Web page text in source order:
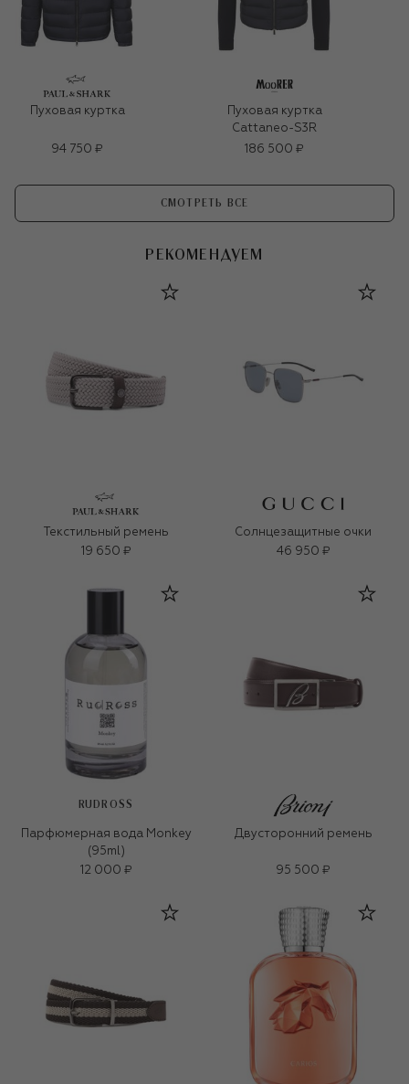
Пуховая куртка
94 750 ₽
Пуховая куртка
Cattaneo-S3R
186 500 ₽
СМОТРЕТЬ ВСЕ
РЕКОМЕНДУЕМ
Текстильный ремень
19 650 ₽
Солнцезащитные очки
46 950 ₽
RUDROSS
Парфюмерная вода Monkey
(95ml)
12 000 ₽
Двусторонний ремень
95 500 ₽